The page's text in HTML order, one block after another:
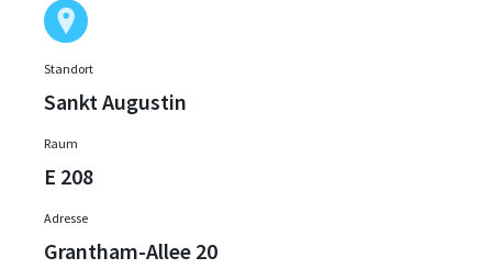
Standort
Sankt Augustin
Raum
E 208
Adresse
Grantham-Allee 20